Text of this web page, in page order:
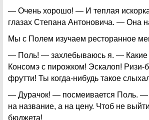
— Очень хорошо! — И теплая искорка
глазах Степана Антоновича. — Она
Мы с Полем изучаем ресторанное
— Поль! — захлебываюсь я. — Какие
Консомэ с пирожком! Эскалоп! Ризи-
фрутти! Ты когда-нибудь такое
— Дурачок! — посмеивается Поль. —
на название, а на цену. Чтоб не
бюджета!